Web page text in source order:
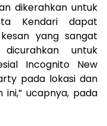
dikerahkan untuk
Kendari dapat
yang sangat
untuk
Incognito New
pada lokasi dan
ucapnya, pada